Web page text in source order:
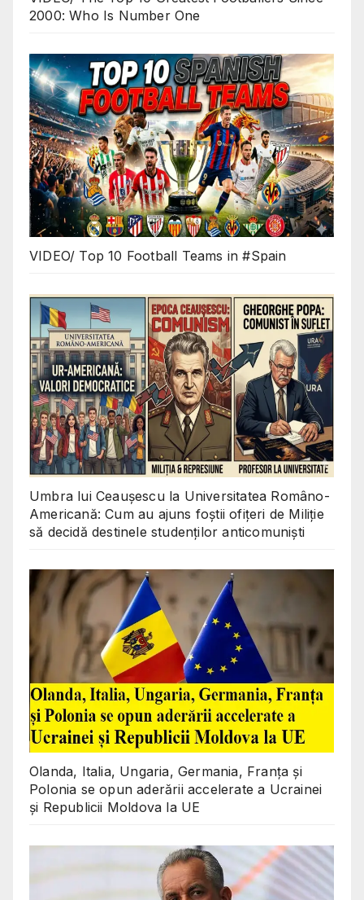
2000: Who Is Number One
VIDEO/ Top 10 Football Teams in #Spain
Umbra lui Ceaușescu la Universitatea Româno-
Americană: Cum au ajuns foștii ofițeri de Miliție
să decidă destinele studenților anticomuniști
Olanda, Italia, Ungaria, Germania, Franța și
Polonia se opun aderării accelerate a Ucrainei
și Republicii Moldova la UE